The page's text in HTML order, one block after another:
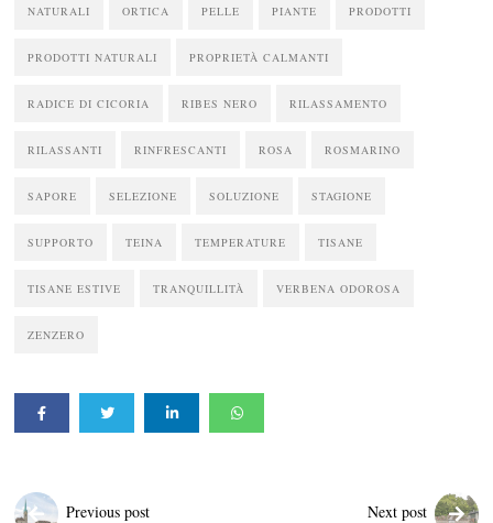
NATURALI ORTICA PELLE PIANTE PRODOTTI
PRODOTTI NATURALI PROPRIETÀ CALMANTI
RADICE DI CICORIA RIBES NERO RILASSAMENTO
RILASSANTI RINFRESCANTI ROSA ROSMARINO
SAPORE SELEZIONE SOLUZIONE STAGIONE
SUPPORTO TEINA TEMPERATURE TISANE
TISANE ESTIVE TRANQUILLITÀ VERBENA ODOROSA
ZENZERO
Previous post Next post